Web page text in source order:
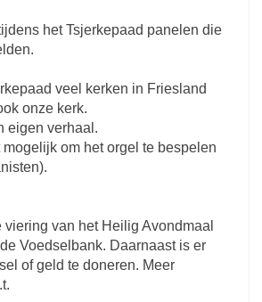
het Tsjerkepaad panelen die
veel kerken in Friesland
onze kerk.
eigen verhaal.
mogelijk om het orgel te bespelen
van het Heilig Avondmaal
Voedselbank. Daarnaast is er
of geld te doneren. Meer